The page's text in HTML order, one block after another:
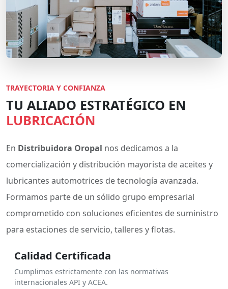
TRAYECTORIA Y CONFIANZA
TU ALIADO ESTRATÉGICO EN
LUBRICACIÓN
En Distribuidora Oropal nos dedicamos a la
comercialización y distribución mayorista de aceites y
lubricantes automotrices de tecnología avanzada.
Formamos parte de un sólido grupo empresarial
comprometido con soluciones eficientes de suministro
para estaciones de servicio, talleres y flotas.
Calidad Certificada
Cumplimos estrictamente con las normativas
internacionales API y ACEA.